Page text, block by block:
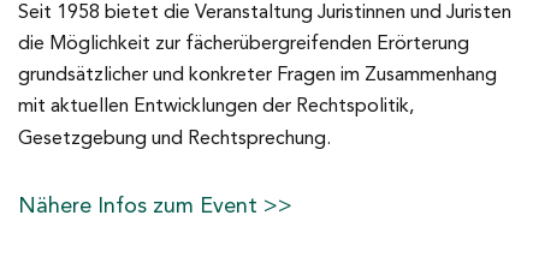
Seit 1958 bietet die Veranstaltung Juristinnen und Juristen
die Möglichkeit zur fächerübergreifenden Erörterung
grundsätzlicher und konkreter Fragen im Zusammenhang
mit aktuellen Entwicklungen der Rechtspolitik,
Gesetzgebung und Rechtsprechung.
Nähere Infos zum Event >>